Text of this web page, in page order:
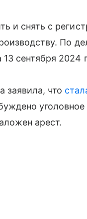
и снять с
По
сентября 2024
заявила, что
арест.